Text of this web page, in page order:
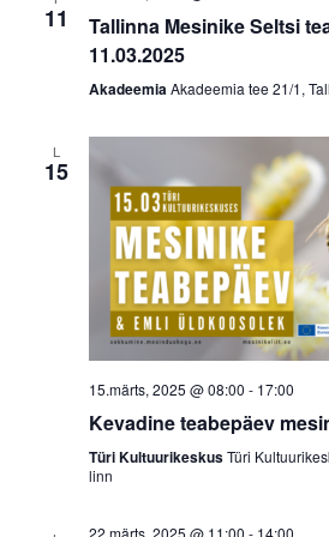
11
Tallinna Mesinike Seltsi
11.03.2025
AkadeemiaAkadeemia tee 21/1,
L
15
15.märts, 2025 @ 08:00 - 17:00
Kevadine teabepäev
Türi KultuurikeskusTüri
linn
22.märts, 2025 @ 11:00 - 14:00